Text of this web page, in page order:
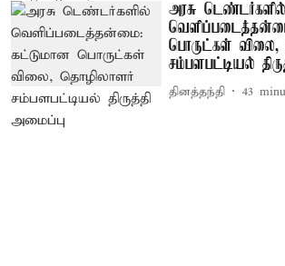
அரசு டெண்டர்களில்
பொருட்கள் விலை,
சம்பளபட்டியல்
தினத்தந்தி 43